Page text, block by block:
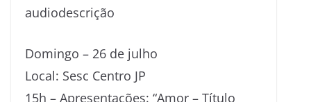
audiodescrição
Domingo – 26 de julho
Local: Sesc Centro JP
15h – Apresentações: “Amor – Título